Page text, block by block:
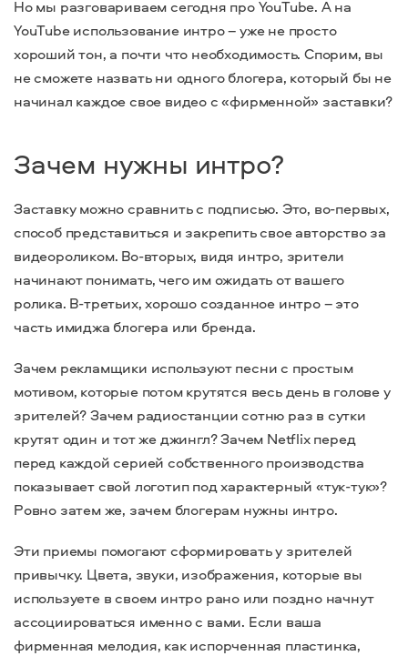
Но мы разговариваем сегодня про YouTube. А на
YouTube использование интро – уже не просто
хороший тон, а почти что необходимость. Спорим, вы
не сможете назвать ни одного блогера, который бы не
начинал каждое свое видео с «фирменной» заставки?
Зачем нужны интро?
Заставку можно сравнить с подписью. Это, во-первых,
способ представиться и закрепить свое авторство за
видеороликом. Во-вторых, видя интро, зрители
начинают понимать, чего им ожидать от вашего
ролика. В-третьих, хорошо созданное интро – это
часть имиджа блогера или бренда.
Зачем рекламщики используют песни с простым
мотивом, которые потом крутятся весь день в голове у
зрителей? Зачем радиостанции сотню раз в сутки
крутят один и тот же джингл? Зачем Netflix перед
перед каждой серией собственного производства
показывает свой логотип под характерный «тук-тук»?
Ровно затем же, зачем блогерам нужны интро.
Эти приемы помогают сформировать у зрителей
привычку. Цвета, звуки, изображения, которые вы
используете в своем интро рано или поздно начнут
ассоциироваться именно с вами. Если ваша
фирменная мелодия, как испорченная пластинка,